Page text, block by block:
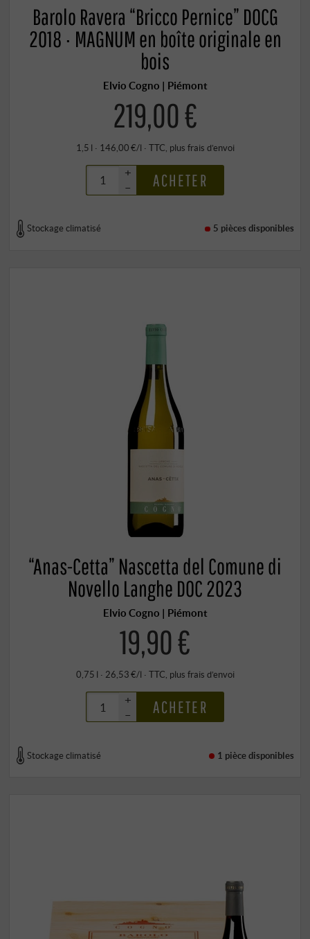
Barolo Ravera “Bricco Pernice” DOCG
2018 · MAGNUM en boîte originale en
bois
Elvio Cogno | Piémont
219,00 €
1,5 l · 146,00 €/l · TTC , plus frais d’envoi
+
–
ACHETER
Stockage climatisé 5 pièces disponibles
“Anas-Cetta” Nascetta del Comune di
Novello Langhe DOC 2023
Elvio Cogno | Piémont
19,90 €
0,75 l · 26,53 €/l · TTC, plus frais d’envoi
+
–
ACHETER
Stockage climatisé 1 piècedisponibles